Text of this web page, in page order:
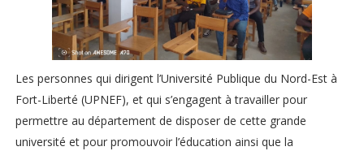
Les personnes qui dirigent l’Université Publique du Nord-Est à
Fort-Liberté (UPNEF), et qui s’engagent à travailler pour
permettre au département de disposer de cette grande
université et pour promouvoir l’éducation ainsi que la